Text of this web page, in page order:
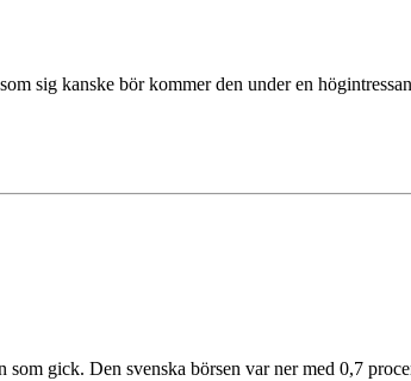
sig kanske bör kommer den under en
som gick. Den svenska börsen var ner med 0,7